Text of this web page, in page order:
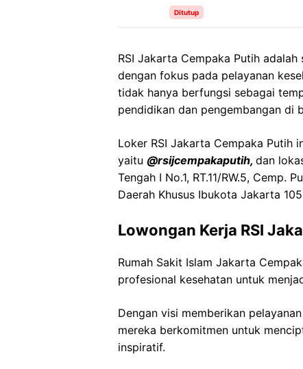
Ditutup
RSI Jakarta Cempaka Putih
dengan fokus pada pelayanan
tidak hanya berfungsi sebagai
pendidikan dan pengembangan di
Loker RSI Jakarta Cempaka Putih
yaitu @rsijcempakaputih, dan
Tengah I No.1, RT.11/RW.5, Cemp.
Daerah Khusus Ibukota Jakarta
Lowongan Kerja RSI
Rumah Sakit Islam Jakarta
profesional kesehatan untuk
Dengan visi memberikan
mereka berkomitmen untuk
inspiratif.